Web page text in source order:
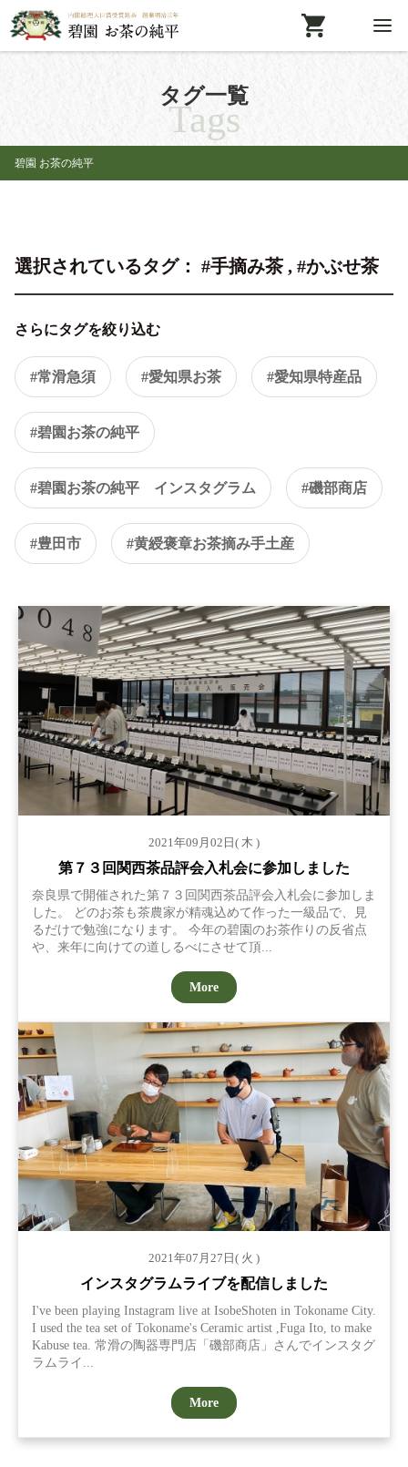
タグ一覧
Tags
碧園 お茶の純平
選択されているタグ： #手摘み茶 , #かぶせ茶
さらにタグを絞り込む
#常滑急須 #愛知県お茶 #愛知県特産品
#碧園お茶の純平
#碧園お茶の純平 インスタグラム #磯部商店
#豊田市 #黄綬褒章お茶摘み手土産
2021年09月02日( 木 )
第７３回関西茶品評会入札会に参加しました
奈良県で開催された第７３回関西茶品評会入札会に参加しま
した。 どのお茶も茶農家が精魂込めて作った一級品で、見
るだけで勉強になります。 今年の碧園のお茶作りの反省点
や、来年に向けての道しるべにさせて頂...
More
2021年07月27日( 火 )
インスタグラムライブを配信しました
I've been playing Instagram live at IsobeShoten in Tokoname City.
I used the tea set of Tokoname's Ceramic artist ,Fuga Ito, to make
Kabuse tea. 常滑の陶器専門店「磯部商店」さんでインスタグ
ラムライ...
More